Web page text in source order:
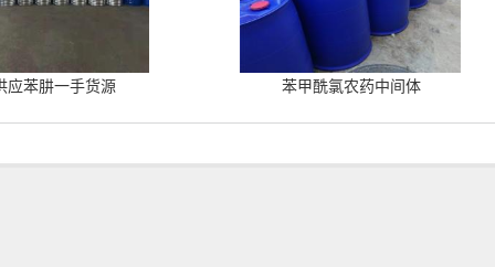
应苯肼一手货源 苯甲酰氯农药中间体